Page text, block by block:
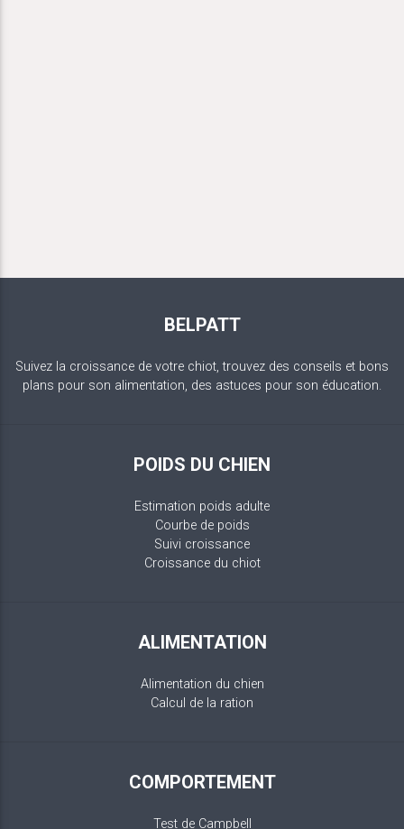
BELPATT
Suivez la croissance de votre chiot, trouvez des conseils et bons
plans pour son alimentation, des astuces pour son éducation.
POIDS DU CHIEN
Estimation poids adulte
Courbe de poids
Suivi croissance
Croissance du chiot
ALIMENTATION
Alimentation du chien
Calcul de la ration
COMPORTEMENT
Test de Campbell